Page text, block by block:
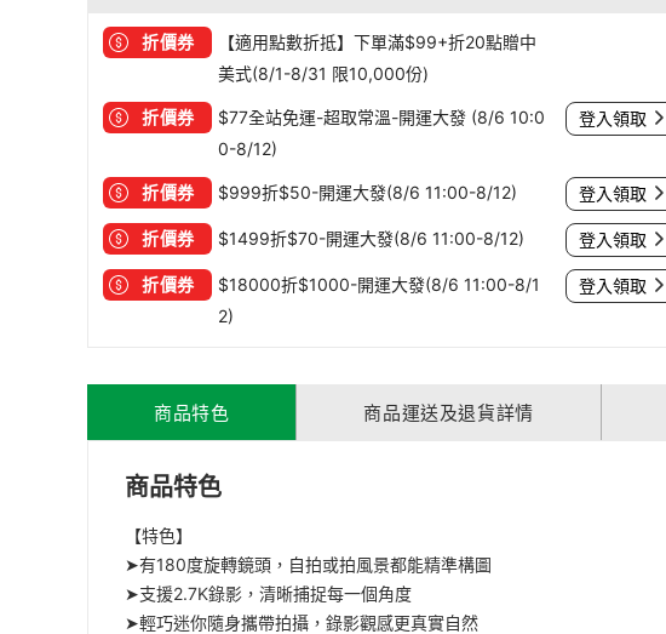
折價券
【適用點數折抵】下單滿$99+折20點贈中
美式(8/1-8/31 限10,000份)
折價券
$77全站免運-超取常溫-開運大發 (8/6 10:0
0-8/12)
登入領取
折價券 $999折$50-開運大發(8/6 11:00-8/12) 登入領取
折價券 $1499折$70-開運大發(8/6 11:00-8/12) 登入領取
折價券
$18000折$1000-開運大發(8/6 11:00-8/1
2)
登入領取
商品特色 商品運送及退貨詳情
商品特色
【特色】
➤有180度旋轉鏡頭，自拍或拍風景都能精準構圖
➤支援2.7K錄影，清晰捕捉每一個角度
➤輕巧迷你隨身攜帶拍攝，錄影觀感更真實自然